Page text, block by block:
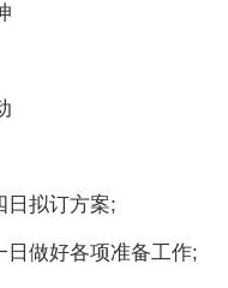
拟订方案;
做好各项准备工作;